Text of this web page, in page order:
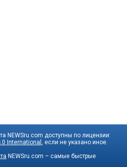
NEWSru.com доступны по лицензии:
International
, если не указано иное.
NEWSru.com – самые быстрые